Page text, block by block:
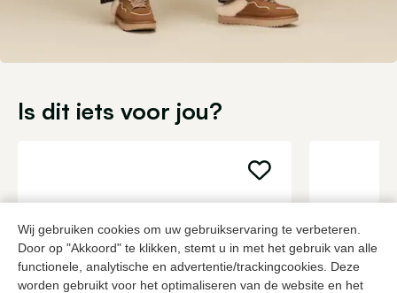
Wij gebruiken cookies om uw gebruikservaring te verbeteren.
Door op "Akkoord" te klikken, stemt u in met het gebruik van alle
functionele, analytische en advertentie/trackingcookies. Deze
worden gebruikt voor het optimaliseren van de website en het
Is dit iets voor jou?